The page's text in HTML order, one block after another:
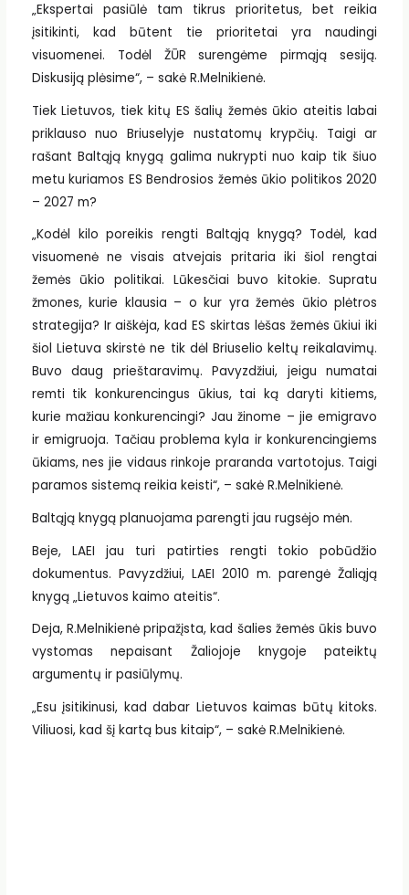
„Ekspertai pasiūlė tam tikrus prioritetus, bet reikia
įsitikinti, kad būtent tie prioritetai yra naudingi
visuomenei. Todėl ŽŪR surengėme pirmąją sesiją.
Diskusiją plėsime“, – sakė R.Melnikienė.
Tiek Lietuvos, tiek kitų ES šalių žemės ūkio ateitis labai
priklauso nuo Briuselyje nustatomų krypčių. Taigi ar
rašant Baltąją knygą galima nukrypti nuo kaip tik šiuo
metu kuriamos ES Bendrosios žemės ūkio politikos 2020
– 2027 m?
„Kodėl kilo poreikis rengti Baltąją knygą? Todėl, kad
visuomenė ne visais atvejais pritaria iki šiol rengtai
žemės ūkio politikai. Lūkesčiai buvo kitokie. Supratu
žmones, kurie klausia – o kur yra žemės ūkio plėtros
strategija? Ir aiškėja, kad ES skirtas lėšas žemės ūkiui iki
šiol Lietuva skirstė ne tik dėl Briuselio keltų reikalavimų.
Buvo daug prieštaravimų. Pavyzdžiui, jeigu numatai
remti tik konkurencingus ūkius, tai ką daryti kitiems,
kurie mažiau konkurencingi? Jau žinome – jie emigravo
ir emigruoja. Tačiau problema kyla ir konkurencingiems
ūkiams, nes jie vidaus rinkoje praranda vartotojus. Taigi
paramos sistemą reikia keisti“, – sakė R.Melnikienė.
Baltąją knygą planuojama parengti jau rugsėjo mėn.
Beje, LAEI jau turi patirties rengti tokio pobūdžio
dokumentus. Pavyzdžiui, LAEI 2010 m. parengė Žaliąją
knygą „Lietuvos kaimo ateitis“.
Deja, R.Melnikienė pripažįsta, kad šalies žemės ūkis buvo
vystomas nepaisant Žaliojoje knygoje pateiktų
argumentų ir pasiūlymų.
„Esu įsitikinusi, kad dabar Lietuvos kaimas būtų kitoks.
Viliuosi, kad šį kartą bus kitaip“, – sakė R.Melnikienė.